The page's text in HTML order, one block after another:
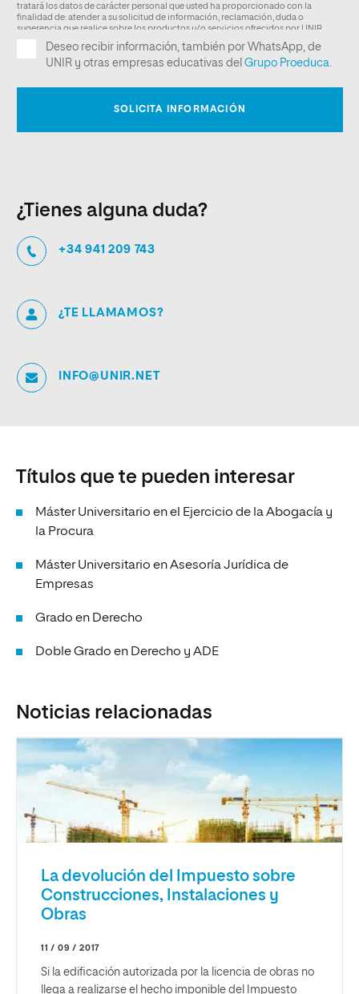
¿Tienes alguna duda?
+34 941 209 743
¿TE LLAMAMOS?
INFO@UNIR.NET
Títulos que te pueden interesar
Máster Universitario en el Ejercicio de la Abogacía y
la Procura
Máster Universitario en Asesoría Jurídica de
Empresas
Grado en Derecho
Doble Grado en Derecho y ADE
Noticias relacionadas
La devolución del Impuesto sobre
Construcciones, Instalaciones y
Obras
11 / 09 / 2017
Si la edificación autorizada por la licencia de obras no
llega a realizarse el hecho imponible del Impuesto